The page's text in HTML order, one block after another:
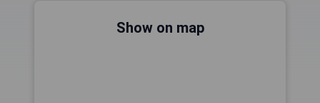
Show on map